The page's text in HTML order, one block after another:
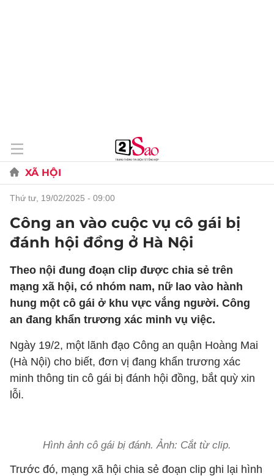
XÃ HỘI
thứ tư, 19/02/2025 - 09:00
Công an vào cuộc vụ cô gái bị
đánh hội đồng ở Hà Nội
Theo nội đung đoạn clip được chia sẻ trên
mạng xã hội, có nhóm nam, nữ lao vào hành
hung một cô gái ở khu vực vắng người. Công
an đang khẩn trương xác minh vụ việc.
Ngày 19/2, một lãnh đạo Công an quận Hoàng Mai
(Hà Nội) cho biết, đơn vị đang khẩn trương xác
minh thông tin cô gái bị đánh hội đồng, bắt quỳ xin
lỗi.
Hình ảnh cô gái bị đánh. Ảnh: Cắt từ clip.
Trước đó, mạng xã hội chia sẻ đoạn clip ghi lại hình